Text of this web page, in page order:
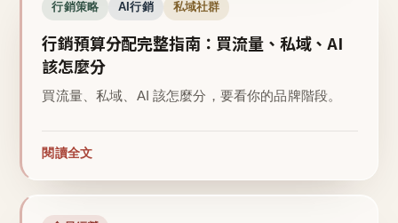
行銷策略 AI行銷 私域社群
行銷預算分配完整指南：買流量、私域、AI
該怎麼分
買流量、私域、AI 該怎麼分，要看你的品牌階段。
閱讀全文